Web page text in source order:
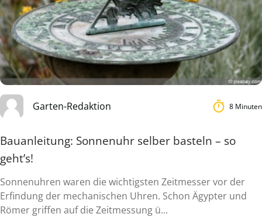
Garten-Redaktion 8 Minuten
Bauanleitung: Sonnenuhr selber basteln – so
geht’s!
Sonnenuhren waren die wichtigsten Zeitmesser vor der
Erfindung der mechanischen Uhren. Schon Ägypter und
Römer griffen auf die Zeitmessung ü...